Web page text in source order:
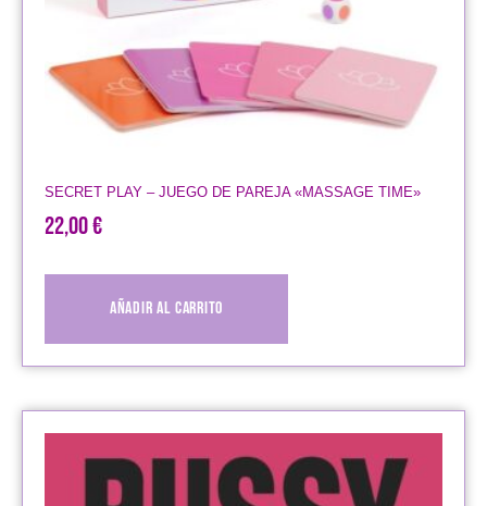
SECRET PLAY – JUEGO DE PAREJA «MASSAGE TIME»
22,00€
Añadir al carrito